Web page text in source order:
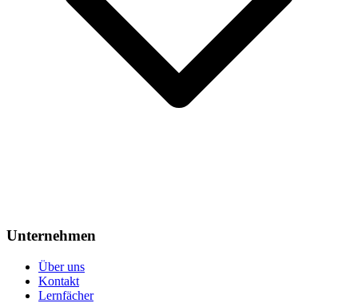
Unternehmen
Über uns
Kontakt
Lernfächer